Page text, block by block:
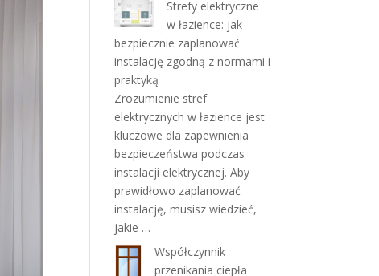
Strefy elektryczne
w łazience: jak
bezpiecznie zaplanować
instalację zgodną z normami i
praktyką
Zrozumienie stref
elektrycznych w łazience jest
kluczowe dla zapewnienia
bezpieczeństwa podczas
instalacji elektrycznej. Aby
prawidłowo zaplanować
instalację, musisz wiedzieć,
jakie …
Współczynnik
przenikania ciepła